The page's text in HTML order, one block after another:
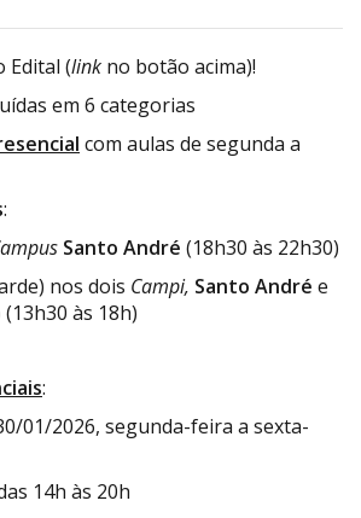
Edital (link no botão acima)!
em 6 categorias
com aulas de segunda a
:
Santo André (18h30 às 22h30)
nos dois Campi, Santo André e
(13h30 às 18h)
:
01/2026, segunda-feira a sexta-
14h às 20h